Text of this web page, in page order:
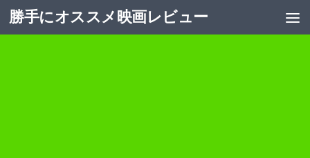
コンテンツへスキップ
勝手にオススメ映画レビュー